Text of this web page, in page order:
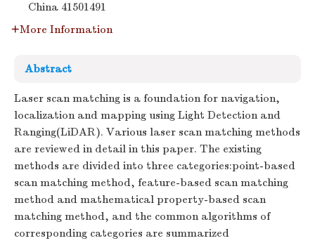
China 41501491
More Information
Abstract
Laser scan matching is a foundation for navigation,
localization and mapping using Light Detection and
Ranging(LiDAR). Various laser scan matching methods
are reviewed in detail in this paper. The existing
methods are divided into three categories:point-based
scan matching method, feature-based scan matching
method and mathematical property-based scan
matching method, and the common algorithms of
corresponding categories are summarized